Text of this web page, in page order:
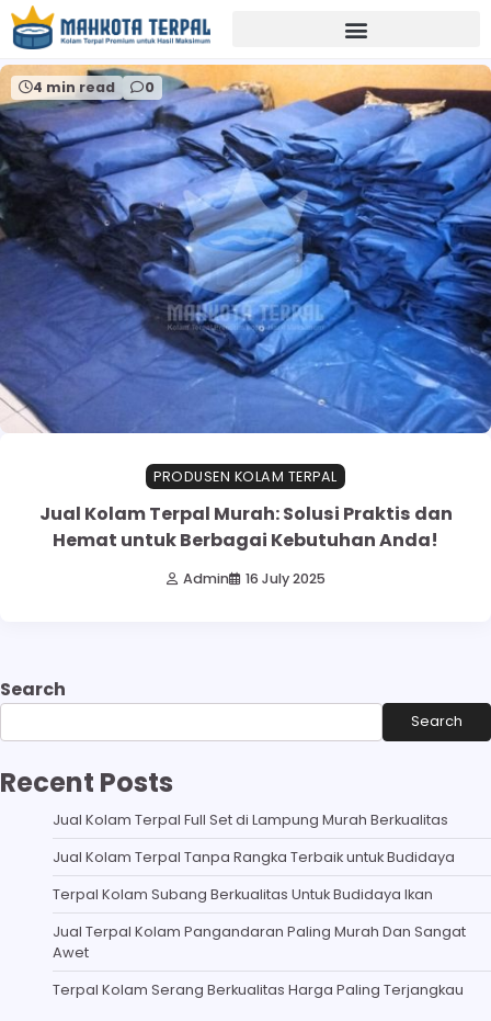
Home jual kolam terpal murah terbaik
4 min read 0
PRODUSEN KOLAM TERPAL
Jual Kolam Terpal Murah: Solusi Praktis dan
Hemat untuk Berbagai Kebutuhan Anda!
Admin 16 July 2025
Search
Search
Recent Posts
Jual Kolam Terpal Full Set di Lampung Murah Berkualitas
Jual Kolam Terpal Tanpa Rangka Terbaik untuk Budidaya
Terpal Kolam Subang Berkualitas Untuk Budidaya Ikan
Jual Terpal Kolam Pangandaran Paling Murah Dan Sangat
Awet
Terpal Kolam Serang Berkualitas Harga Paling Terjangkau